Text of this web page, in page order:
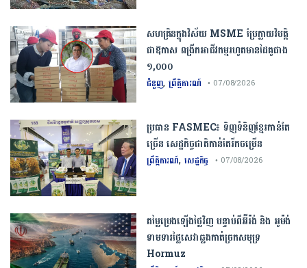
សហគ្រិនក្នុងវិស័យ MSME ប្រែក្លាយវិបត្តិ
ជាឱកាស ពង្រីកអាជីវកម្មរហូតមានដៃគូជាង
១,០០០
ជំនួញ,ព្រឹត្តិការណ៍ • 07/08/2026
ប្រធាន​​ ​FASMEC​៖​ ​ទិញ​ទំនិញ​ខ្មែរ​កាន់តែ​
ច្រើន​ ​សេដ្ឋកិច្ច​ជាតិ​កាន់តែ​រីកចម្រើន​
ព្រឹត្តិការណ៍, សេដ្ឋកិច្ច • 07/08/2026
តម្លៃប្រេងឡើងថ្លៃវិញ បន្ទាប់ពីអ៊ីរ៉ង់ និង អូម៉ង់
ទាមទារថ្លៃសេវាឆ្លងកាត់ច្រកសមុទ្រ
Hormuz